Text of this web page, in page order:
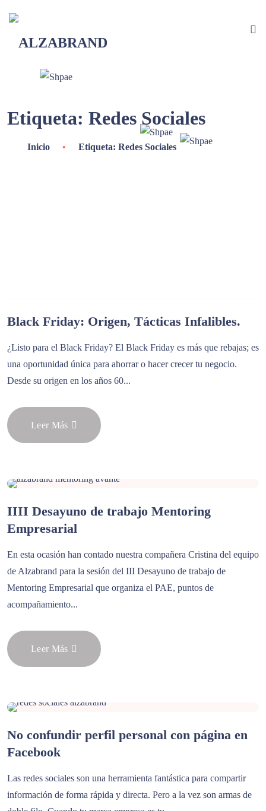
Etiqueta: Redes Sociales
Inicio • Etiqueta: Redes Sociales
Black Friday: Origen, Tácticas Infalibles.
¿Listo para el Black Friday? El Black Friday es más que rebajas; es
una oportunidad única para ahorrar o hacer crecer tu negocio.
Desde su origen en los años 60...
Leer Más
IIII Desayuno de trabajo Mentoring
Empresarial
En esta ocasión han contado nuestra compañera Cristina del equipo
de Alzabrand para la sesión del III Desayuno de trabajo de
Mentoring Empresarial que organiza el PAE, puntos de
acompañamiento...
Leer Más
No confundir perfil personal con página en
Facebook
Las redes sociales son una herramienta fantástica para compartir
información de forma rápida y directa. Pero a la vez son armas de